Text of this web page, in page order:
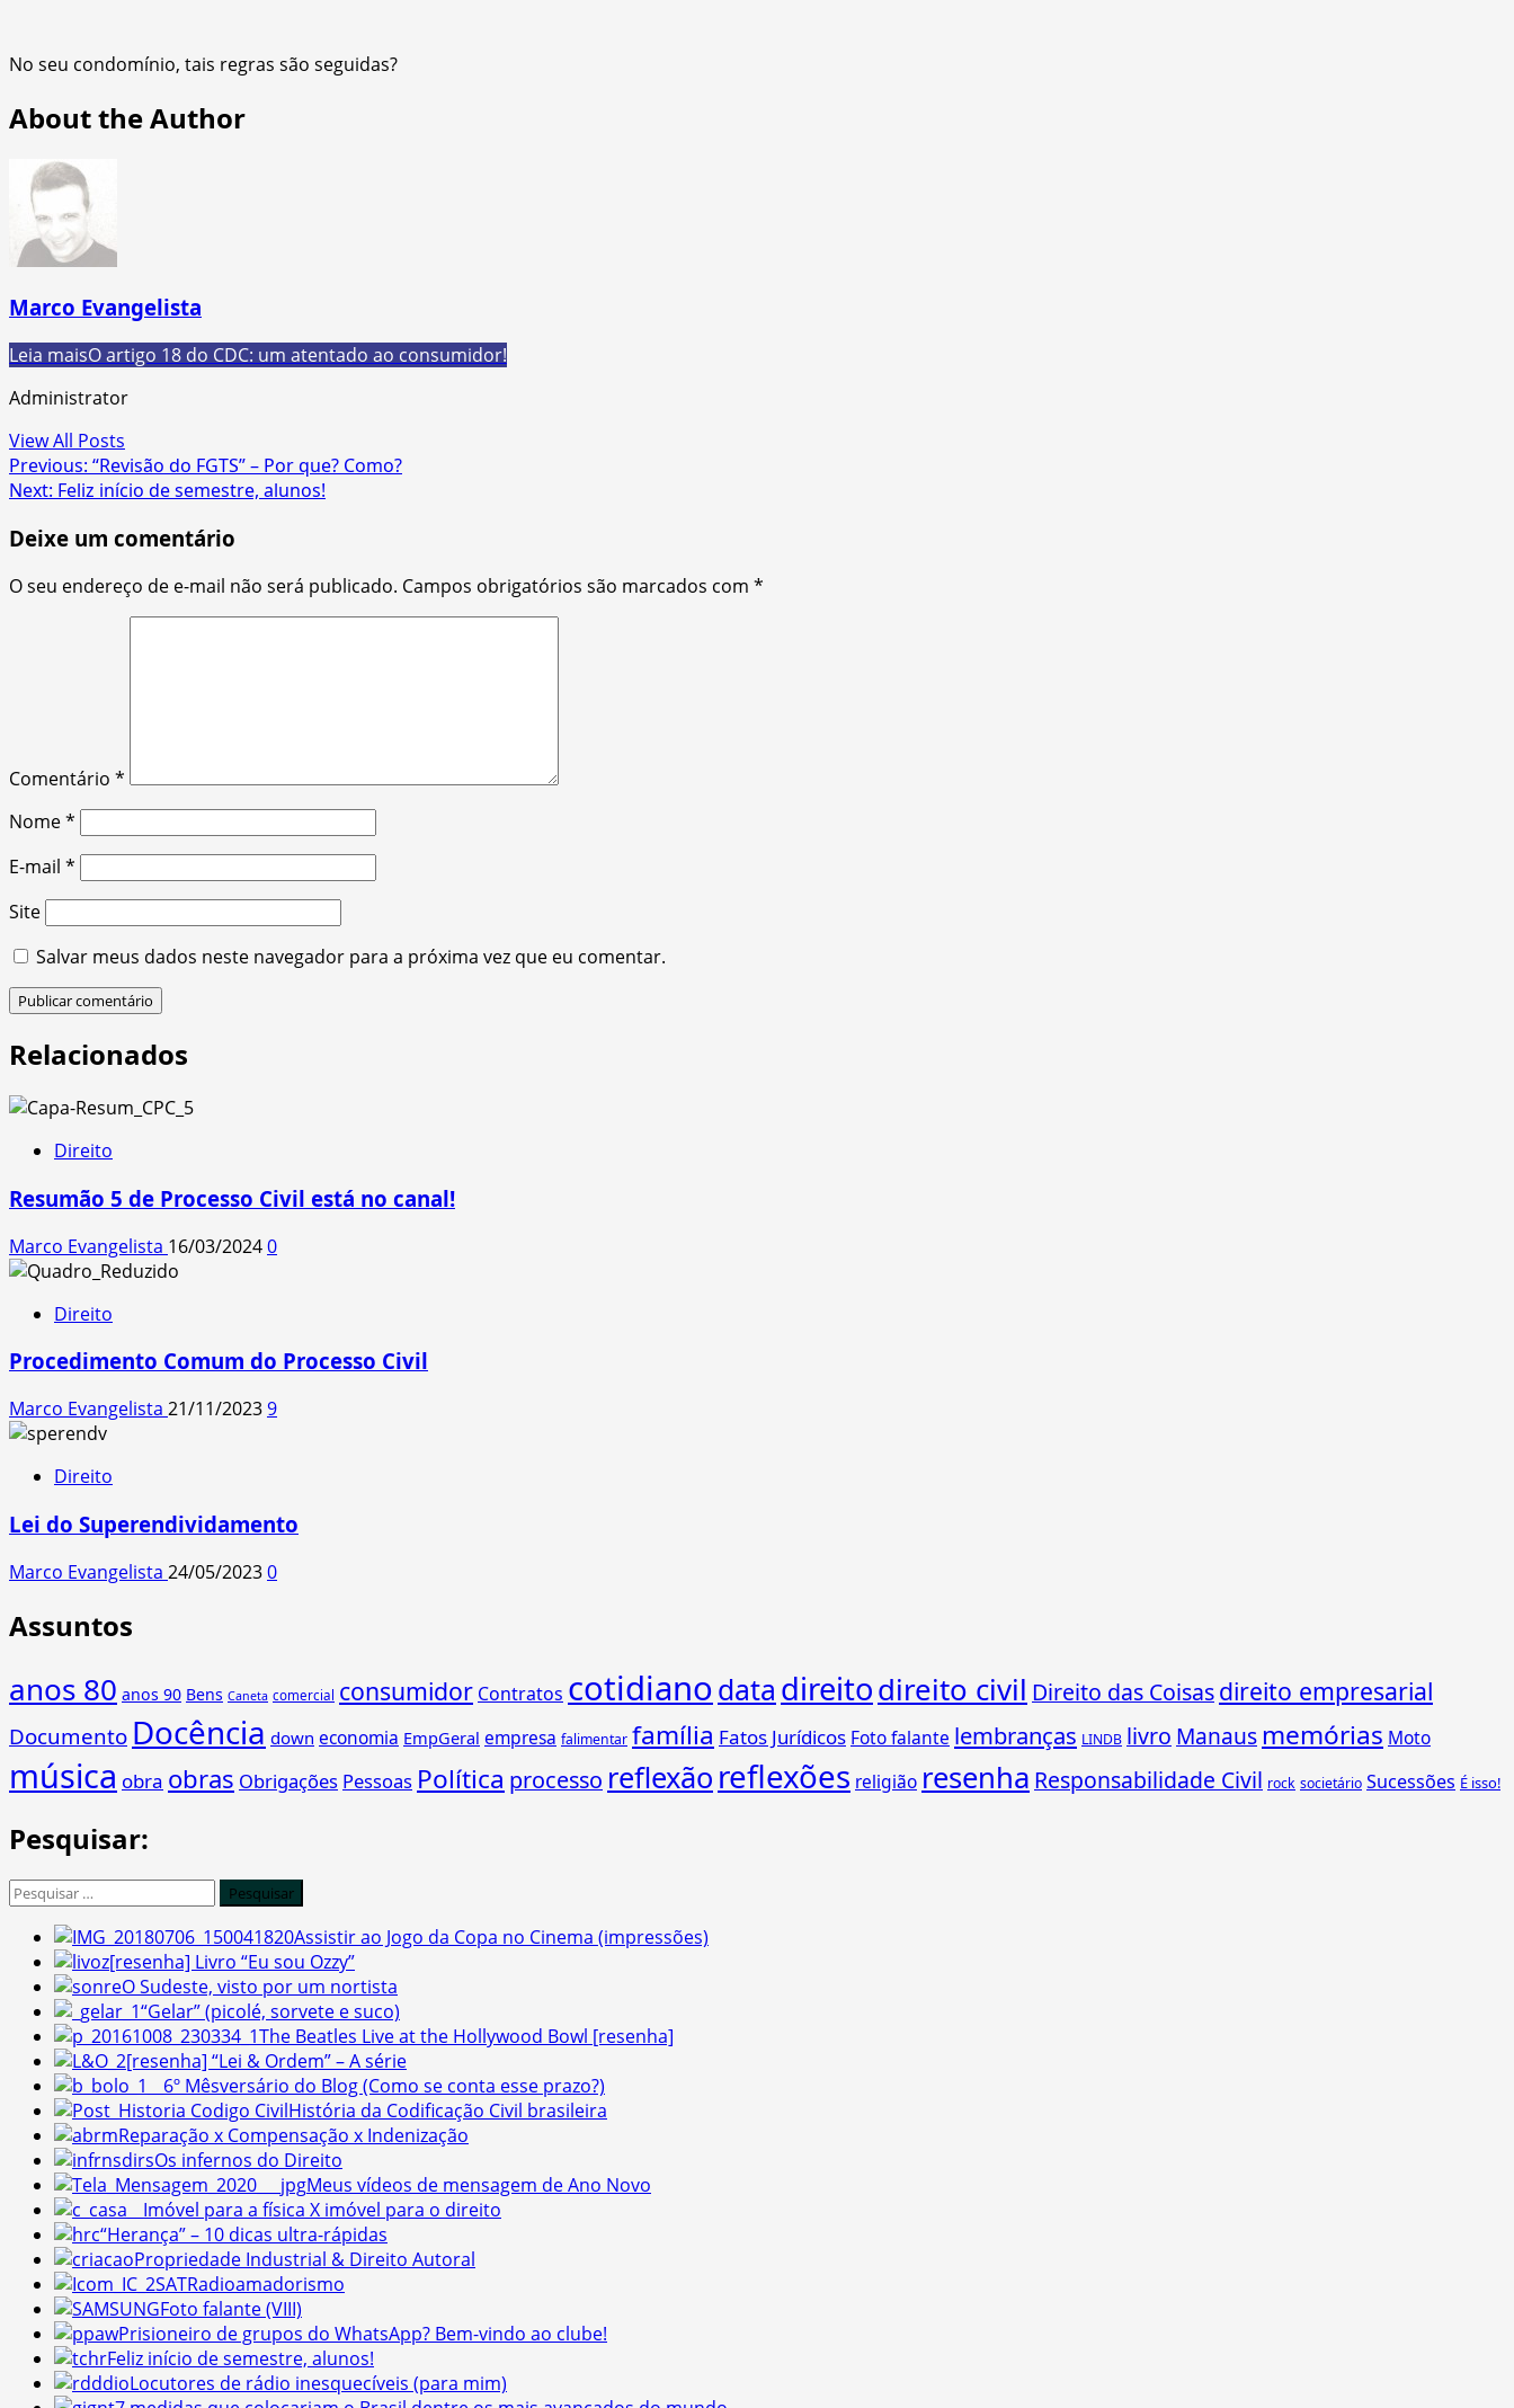
No seu condomínio, tais regras são seguidas?
About the Author
Marco Evangelista
Leia maisO artigo 18 do CDC: um atentado ao consumidor!
Administrator
View All Posts
Post
navigation
Previous: “Revisão do FGTS” – Por que? Como?
Next: Feliz início de semestre, alunos!
Deixe um comentário
O seu endereço de e-mail não será publicado. Campos obrigatórios são marcados com *
Comentário *
Nome*
E-mail *
Site
Salvar meus dados neste navegador para a próxima vez que eu comentar.
Relacionados
Direito
Resumão 5 de Processo Civil está no canal!
Marco Evangelista 16/03/20240
Direito
Procedimento Comum do Processo Civil
Marco Evangelista 21/11/20239
Direito
Lei do Superendividamento
Marco Evangelista 24/05/20230
Assuntos
anos 80 anos 90 Bens Caneta comercial consumidor Contratos cotidianodata direitodireito civil Direito das Coisasdireito empresarial
Documento Docência down economia EmpGeral empresa falimentar família Fatos Jurídicos Foto falante lembranças LINDB livro Manaus memórias Moto
música obra obras Obrigações Pessoas Política processo reflexão reflexões religião resenha Responsabilidade Civil rock societário Sucessões É isso!
Pesquisar:
Pesquisar
Assistir ao Jogo da Copa no Cinema (impressões)
[resenha] Livro “Eu sou Ozzy”
O Sudeste, visto por um nortista
“Gelar” (picolé, sorvete e suco)
The Beatles Live at the Hollywood Bowl [resenha]
[resenha] “Lei & Ordem” – A série
6º Mêsversário do Blog (Como se conta esse prazo?)
História da Codificação Civil brasileira
Reparação x Compensação x Indenização
Os infernos do Direito
Meus vídeos de mensagem de Ano Novo
Imóvel para a física X imóvel para o direito
“Herança” – 10 dicas ultra-rápidas
Propriedade Industrial & Direito Autoral
Radioamadorismo
Foto falante (VIII)
Prisioneiro de grupos do WhatsApp? Bem-vindo ao clube!
Feliz início de semestre, alunos!
Locutores de rádio inesquecíveis (para mim)